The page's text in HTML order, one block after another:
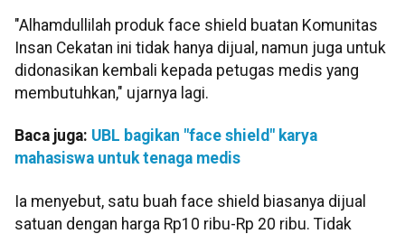
"Alhamdullilah produk face shield buatan Komunitas
Insan Cekatan ini tidak hanya dijual, namun juga untuk
didonasikan kembali kepada petugas medis yang
membutuhkan," ujarnya lagi.
Baca juga: UBL bagikan "face shield" karya
mahasiswa untuk tenaga medis
Ia menyebut, satu buah face shield biasanya dijual
satuan dengan harga Rp10 ribu-Rp 20 ribu. Tidak